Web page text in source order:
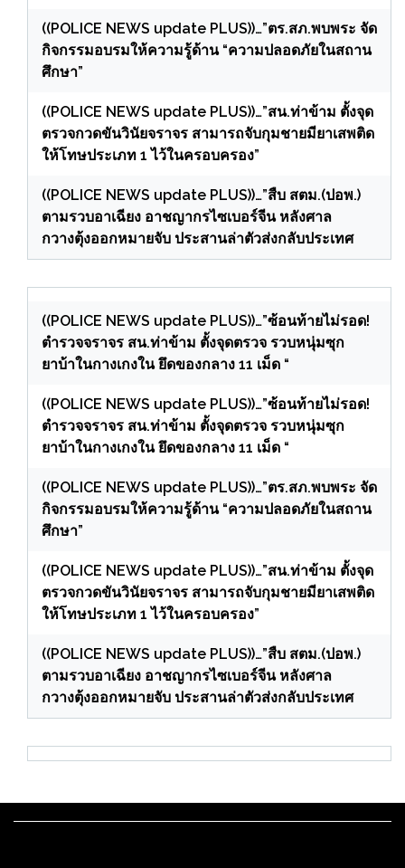
((POLICE NEWS update PLUS))…”ตร.สภ.พบพระ จัด
กิจกรรมอบรมให้ความรู้ด้าน “ความปลอดภัยในสถาน
ศึกษา”
((POLICE NEWS update PLUS))…”สน.ท่าข้าม ตั้งจุด
ตรวจกวดขันวินัยจราจร สามารถจับกุมชายมียาเสพติด
ให้โทษประเภท 1 ไว้ในครอบครอง”
((POLICE NEWS update PLUS))…”สืบ สตม.(ปอพ.)
ตามรวบอาเฉียง อาชญากรไซเบอร์จีน หลังศาล
กวางตุ้งออกหมายจับ ประสานล่าตัวส่งกลับประเทศ
((POLICE NEWS update PLUS))…”ซ้อนท้ายไม่รอด!
ตำรวจจราจร สน.ท่าข้าม ตั้งจุดตรวจ รวบหนุ่มซุก
ยาบ้าในกางเกงใน ยึดของกลาง 11 เม็ด “
((POLICE NEWS update PLUS))…”ซ้อนท้ายไม่รอด!
ตำรวจจราจร สน.ท่าข้าม ตั้งจุดตรวจ รวบหนุ่มซุก
ยาบ้าในกางเกงใน ยึดของกลาง 11 เม็ด “
((POLICE NEWS update PLUS))…”ตร.สภ.พบพระ จัด
กิจกรรมอบรมให้ความรู้ด้าน “ความปลอดภัยในสถาน
ศึกษา”
((POLICE NEWS update PLUS))…”สน.ท่าข้าม ตั้งจุด
ตรวจกวดขันวินัยจราจร สามารถจับกุมชายมียาเสพติด
ให้โทษประเภท 1 ไว้ในครอบครอง”
((POLICE NEWS update PLUS))…”สืบ สตม.(ปอพ.)
ตามรวบอาเฉียง อาชญากรไซเบอร์จีน หลังศาล
กวางตุ้งออกหมายจับ ประสานล่าตัวส่งกลับประเทศ